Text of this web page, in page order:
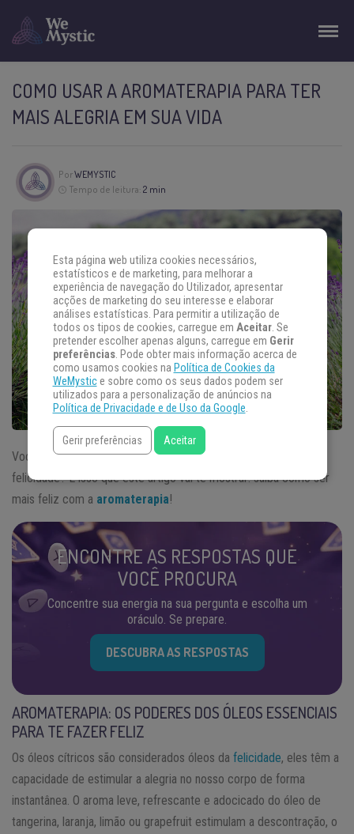
COMO USAR A AROMATERAPIA PARA TER
MAIS ALEGRIA EM SUA VIDA
PorWEMYSTIC
Tempo de leitura: 2 min
Você sabia que os aromas podem ser decisivos no seu nível de
felicidade? É isso que este artigo vai te mostrar: saiba como ser
mais feliz com a aromaterapia!
ENCONTRE AS RESPOSTAS QUE
VOCÊ PROCURA
Concentre sua energia na sua pergunta e escolha um
oráculo. Se prepare.
DESCUBRA AS RESPOSTAS
AROMATERAPIA: OS PODERES DOS ÓLEOS ESSENCIAIS
PARA TE FAZER FELIZ
Os óleos cítricos são considerados óleos da felicidade, eles têm a
capacidade de estimular a alegria no nosso corpo de forma
instantânea. O aroma leve, refrescante e adocicado do óleo de
tangerina, laranja, limão ou grapefruit estimulam a descontração, o
Esta página web utiliza cookies necessários,
estatísticos e de marketing, para melhorar a
experiência de navegação do Utilizador, apresentar
acções de marketing do seu interesse e elaborar
análises estatísticas. Para permitir a utilização de
todos os tipos de cookies, carregue em Aceitar. Se
pretender escolher apenas alguns, carregue em Gerir
preferências. Pode obter mais informação acerca de
como usamos cookies na Política de Cookies da
WeMystice sobre como os seus dados podem ser
utilizados para a personalização de anúncios na
Política de Privacidade e de Uso da Google.
Gerir preferências Aceitar